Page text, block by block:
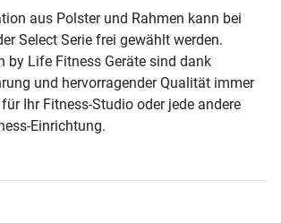
aus Polster und Rahmen kann bei
Select Serie frei gewählt werden.
by Life Fitness Geräte sind dank
und hervorragender Qualität immer
Ihr Fitness-Studio oder jede andere
Einrichtung.